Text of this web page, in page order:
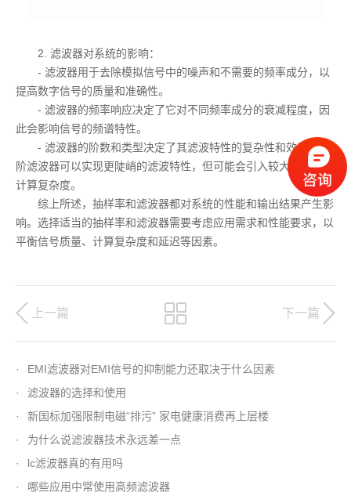
2. 滤波器对系统的影响：
- 滤波器用于去除模拟信号中的噪声和不需要的频率成分，以
提高数字信号的质量和准确性。
- 滤波器的频率响应决定了它对不同频率成分的衰减程度，因
此会影响信号的频谱特性。
- 滤波器的阶数和类型决定了其滤波特性的复杂性和效果。高
阶滤波器可以实现更陡峭的滤波特性，但可能会引入较大的延迟和
计算复杂度。
综上所述，抽样率和滤波器都对系统的性能和输出结果产生影
响。选择适当的抽样率和滤波器需要考虑应用需求和性能要求，以
平衡信号质量、计算复杂度和延迟等因素。
上一篇 下一篇
·
EMI滤波器对EMI信号的抑制能力还取决于什么因素
·
滤波器的选择和使用
·
新国标加强限制电磁“排污” 家电健康消费再上层楼
·
为什么说滤波器技术永远差一点
·
lc滤波器真的有用吗
·
哪些应用中常使用高频滤波器